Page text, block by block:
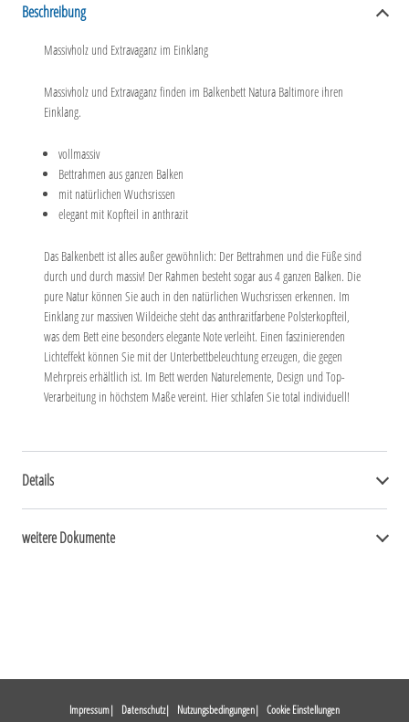
Beschreibung
Massivholz und Extravaganz im Einklang
Massivholz und Extravaganz finden im Balkenbett Natura Baltimore ihren
Einklang.
vollmassiv
Bettrahmen aus ganzen Balken
mit natürlichen Wuchsrissen
elegant mit Kopfteil in anthrazit
Das Balkenbett ist alles außer gewöhnlich: Der Bettrahmen und die Füße sind
durch und durch massiv! Der Rahmen besteht sogar aus 4 ganzen Balken. Die
pure Natur können Sie auch in den natürlichen Wuchsrissen erkennen. Im
Einklang zur massiven Wildeiche steht das anthrazitfarbene Polsterkopfteil,
was dem Bett eine besonders elegante Note verleiht. Einen faszinierenden
Lichteffekt können Sie mit der Unterbettbeleuchtung erzeugen, die gegen
Mehrpreis erhältlich ist. Im Bett werden Naturelemente, Design und Top-
Verarbeitung in höchstem Maße vereint. Hier schlafen Sie total individuell!
Details
weitere Dokumente
Impressum Datenschutz Nutzungsbedingungen Cookie Einstellungen